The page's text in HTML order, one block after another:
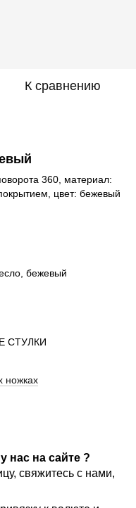
К сравнению
360, материал:
цвет: бежевый
бежевый
СТУЛКИ
ножках
нас на сайте ?
свяжитесь с нами,